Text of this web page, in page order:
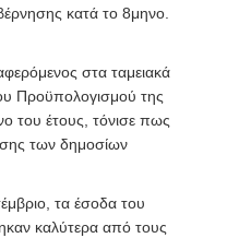
κατά το 8μηνο.
στα ταμειακά
Προϋπολογισμού της
του έτους, τόνισε πως
των δημοσίων
τα έσοδα του
καλύτερα από τους